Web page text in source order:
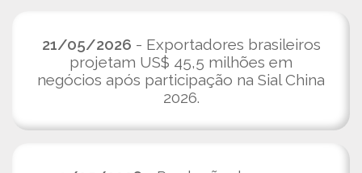
21/05/2026 - Exportadores brasileiros
projetam US$ 45,5 milhões em
negócios após participação na Sial China
2026.